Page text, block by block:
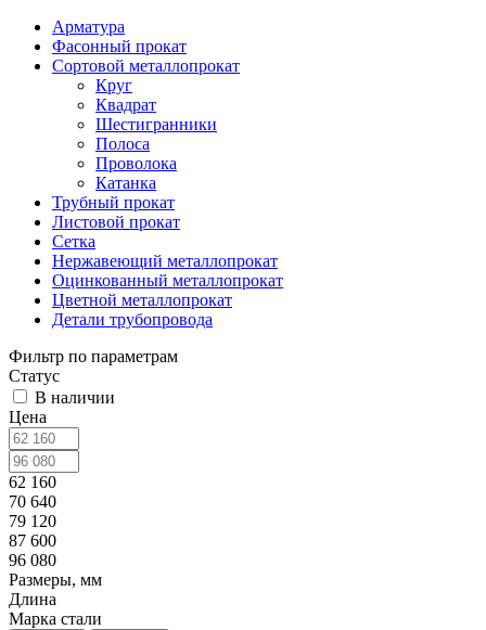
Арматура
Фасонный прокат
Сортовой металлопрокат
Круг
Квадрат
Шестигранники
Полоса
Проволока
Катанка
Трубный прокат
Листовой прокат
Сетка
Нержавеющий металлопрокат
Оцинкованный металлопрокат
Цветной металлопрокат
Детали трубопровода
Фильтр по параметрам
Статус
В наличии
Цена
62 160
70 640
79 120
87 600
96 080
Размеры, мм
Длина
Марка стали